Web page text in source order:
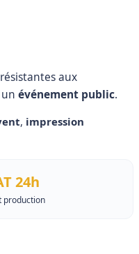
aux
événement public.
, impression
24h
production